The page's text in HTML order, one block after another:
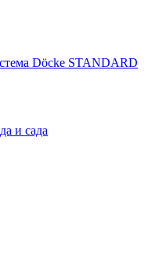
Döcke STANDARD
и сада